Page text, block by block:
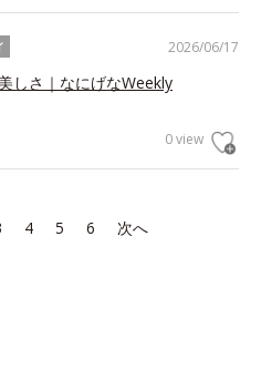
2026/06/17
しさ｜なにげなWeekly
0 view
4 5 6 次へ